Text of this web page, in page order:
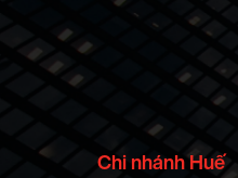
Chi nhánh Huế